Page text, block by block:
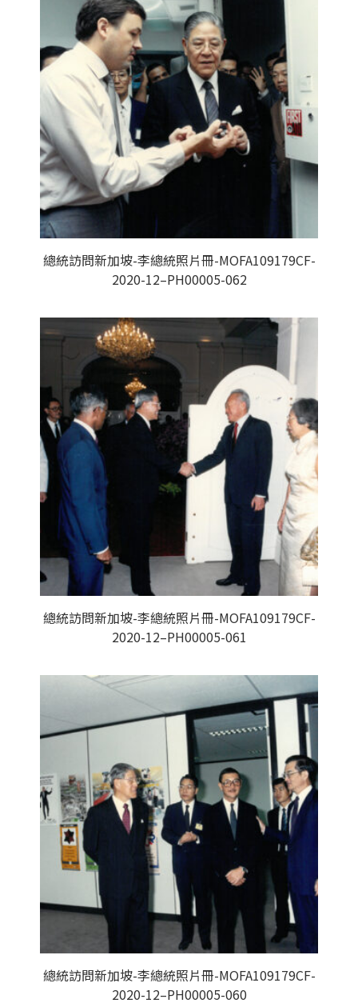
總統訪問新加坡-李總統照片冊-MOFA109179CF-
2020-12–PH00005-062
總統訪問新加坡-李總統照片冊-MOFA109179CF-
2020-12–PH00005-061
總統訪問新加坡-李總統照片冊-MOFA109179CF-
2020-12–PH00005-060